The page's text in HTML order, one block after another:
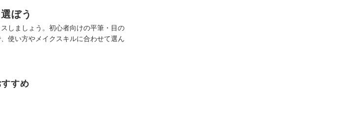
ぼう
しましょう。初心者向けの平筆・目の
使い方やメイクスキルに合わせて選ん
すめ